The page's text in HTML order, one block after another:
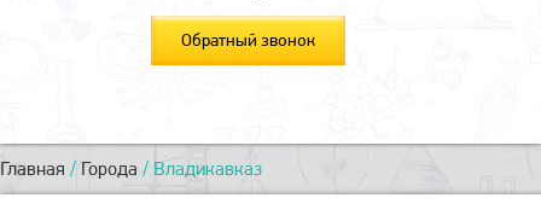
Обратный звонок
Главная / Города / Владикавказ